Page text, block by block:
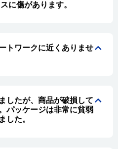
に傷があります。
トワークに近くありませ
したが、商品が破損して
パッケージは非常に貧弱
した。